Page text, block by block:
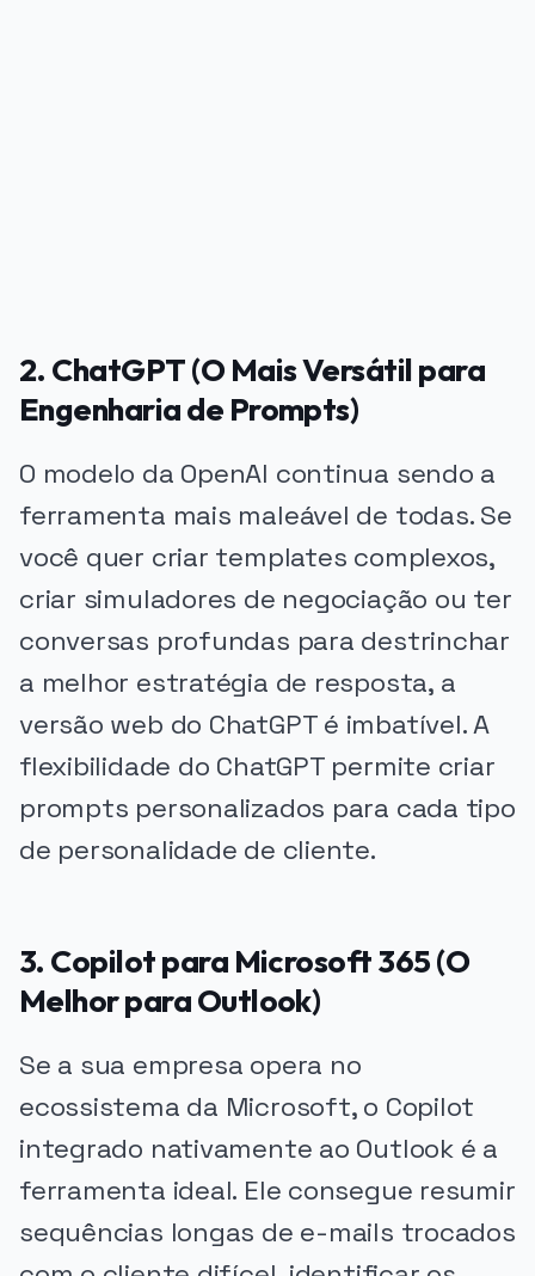
2. ChatGPT (O Mais Versátil para
Engenharia de Prompts)
O modelo da OpenAI continua sendo a
ferramenta mais maleável de todas. Se
você quer criar templates complexos,
criar simuladores de negociação ou ter
conversas profundas para destrinchar
a melhor estratégia de resposta, a
versão web do ChatGPT é imbatível. A
flexibilidade do ChatGPT permite criar
prompts personalizados para cada tipo
de personalidade de cliente.
3. Copilot para Microsoft 365 (O
Melhor para Outlook)
Se a sua empresa opera no
ecossistema da Microsoft, o Copilot
integrado nativamente ao Outlook é a
ferramenta ideal. Ele consegue resumir
sequências longas de e-mails trocados